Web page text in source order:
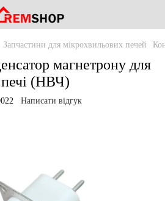
Запчастини для мікрохвильових печей
магнетрону для
печі (НВЧ)
Написати відгук